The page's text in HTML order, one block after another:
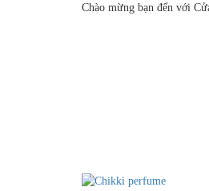
Chào mừng bạn đến với